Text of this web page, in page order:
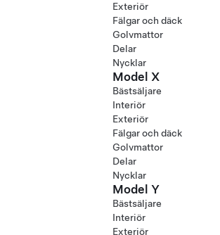
Exteriör
Fälgar och däck
Golvmattor
Delar
Nycklar
Model X
Bästsäljare
Interiör
Exteriör
Fälgar och däck
Golvmattor
Delar
Nycklar
Model Y
Bästsäljare
Interiör
Exteriör